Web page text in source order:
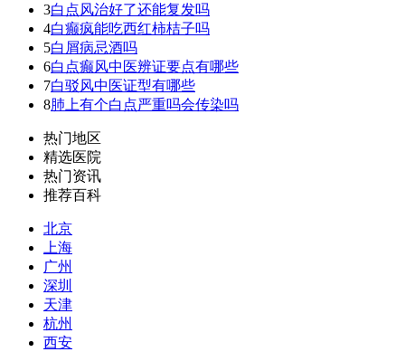
3白点风治好了还能复发吗
4白癫疯能吃西红柿桔子吗
5白屑病忌酒吗
6白点癫风中医辨证要点有哪些
7白驳风中医证型有哪些
8肺上有个白点严重吗会传染吗
热门地区
精选医院
热门资讯
推荐百科
北京
上海
广州
深圳
天津
杭州
西安